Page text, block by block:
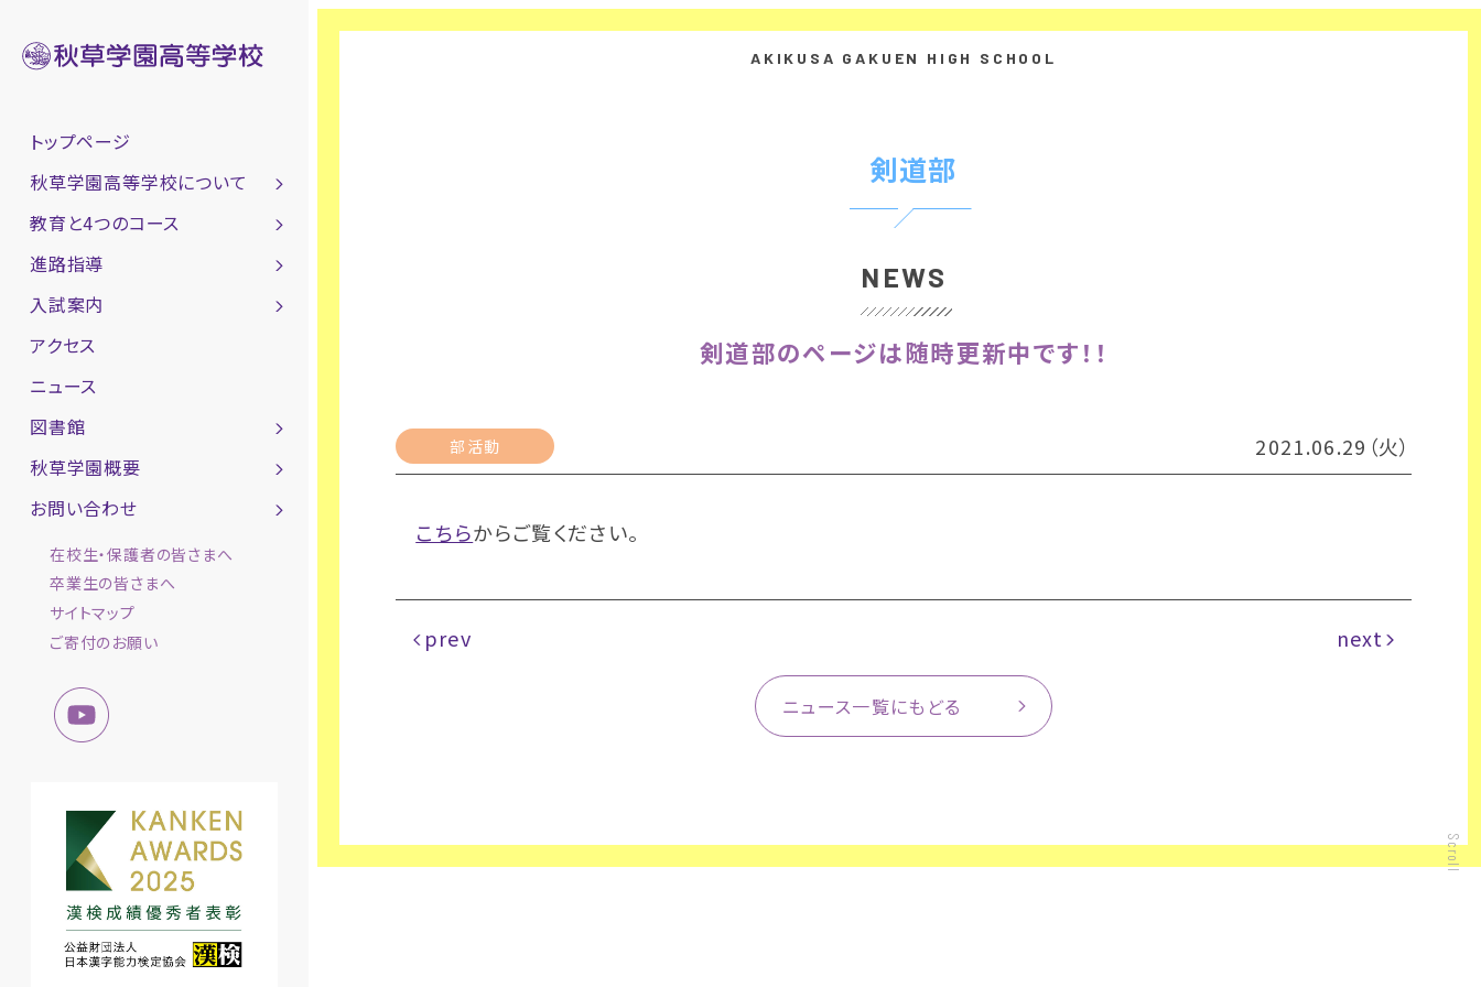
トップページ
秋草学園高等学校について
教育と4つのコース
進路指導
入試案内
アクセス
ニュース
図書館
秋草学園概要
お問い合わせ
在校生・保護者の皆さまへ
卒業生の皆さまへ
サイトマップ
ご寄付のお願い
剣道部
NEWS
剣道部のページは随時更新中です！！
部活動 2021.06.29（火）
こちらからご覧ください。
prev next
ニュース一覧にもどる
Scroll